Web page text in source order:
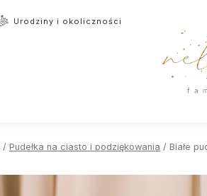
Urodziny i okoliczności
/ Pudełka na ciasto i podziękowania / Białe